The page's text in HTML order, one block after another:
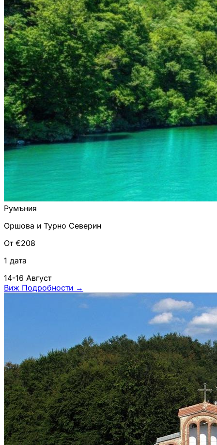
Румъния
Оршова и Турно Северин
От €208
1 дата
14-16 Август
Виж Подробности →